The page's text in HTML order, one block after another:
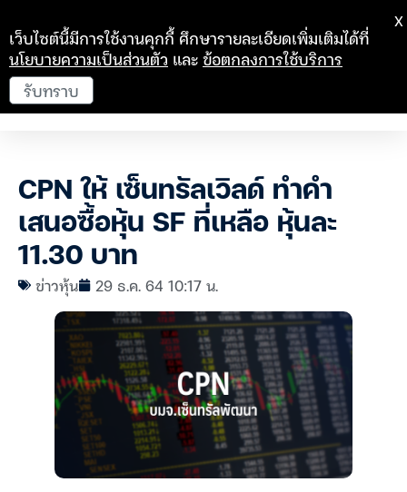
CPN ให้ เซ็นทรัลเวิลด์ ทำคำ
เสนอซื้อหุ้น SF ที่เหลือ หุ้นละ
11.30 บาท
ข่าวหุ้น 29 ธ.ค. 64 10:17 น.
เว็บไซต์นี้มีการใช้งานคุกกี้ ศึกษารายละเอียดเพิ่มเติมได้ที่
นโยบายความเป็นส่วนตัว และข้อตกลงการใช้บริการ
รับทราบ
X